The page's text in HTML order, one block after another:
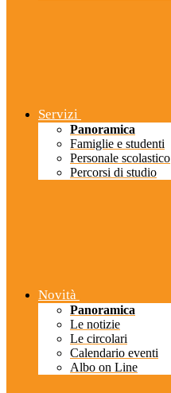
Servizi
Panoramica
Famiglie e studenti
Personale scolastico
Percorsi di studio
Novità
Panoramica
Le notizie
Le circolari
Calendario eventi
Albo on Line